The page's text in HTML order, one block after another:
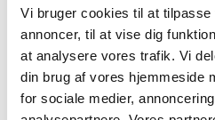
Vi bruger cookies til at tilpasse
annoncer, til at vise dig
at analysere vores trafik. Vi
din brug af vores hjemmeside
for sociale medier,
3-1-basismodeller,Kogende
vandhane med kogende vand
Vandhaner